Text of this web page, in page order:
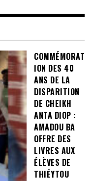
COMMÉMORAT
ION DES 40
ANS DE LA
DISPARITION
DE CHEIKH
ANTA DIOP :
AMADOU BA
OFFRE DES
LIVRES AUX
ÉLÈVES DE
THIÉYTOU